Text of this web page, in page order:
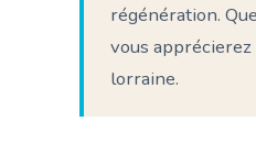
régénération.
vous
lorraine.